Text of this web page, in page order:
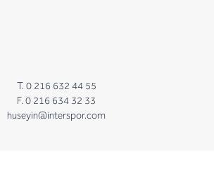
T. 0 216 632 44 55
F. 0 216 634 32 33
huseyin@interspor.com